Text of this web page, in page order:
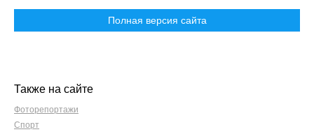
Полная версия сайта
Также на сайте
Фоторепортажи
Спорт